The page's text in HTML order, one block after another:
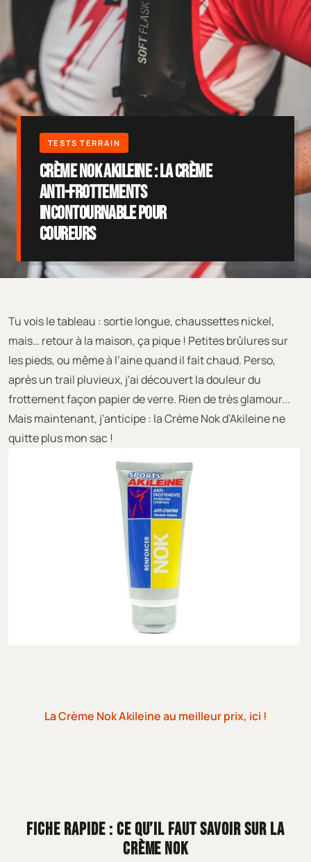
Crème Nok Akileine : la crème
anti-frottements
incontournable pour
coureurs
Tu vois le tableau : sortie longue, chaussettes nickel,
mais… retour à la maison, ça pique ! Petites brûlures sur
les pieds, ou même à l’aine quand il fait chaud. Perso,
après un trail pluvieux, j'ai découvert la douleur du
frottement façon papier de verre. Rien de très glamour...
Mais maintenant, j'anticipe : la Crème Nok d’Akileine ne
quitte plus mon sac !
La Crème Nok Akileine au meilleur prix, ici !
FICHE RAPIDE : CE QU’IL FAUT SAVOIR SUR LA
CRÈME NOK